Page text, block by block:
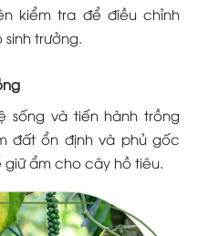
kiểm tra để điều chỉnh
trưởng.
sống và tiến hành trồng
đất ổn định và phủ gốc
ẩm cho cây hồ tiêu.